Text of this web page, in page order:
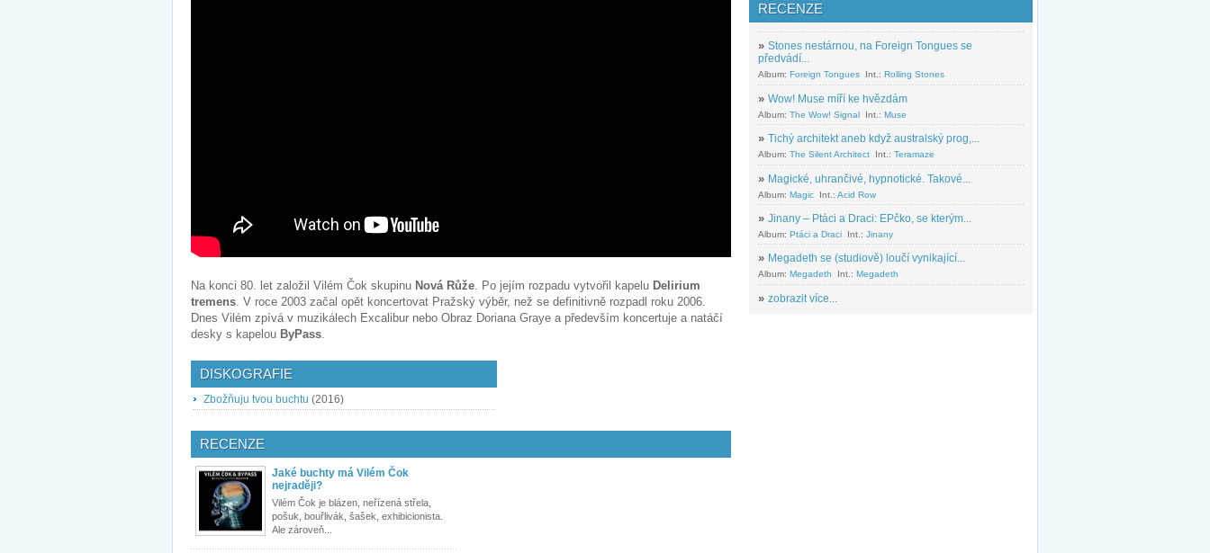
Na konci 80. let založil Vilém Čok skupinu Nová Růže. Po jejím rozpadu vytvořil kapelu Delirium
tremens. V roce 2003 začal opět koncertovat Pražský výběr, než se definitivně rozpadl roku 2006.
Dnes Vilém zpívá v muzikálech Excalibur nebo Obraz Doriana Graye a především koncertuje a natáčí
desky s kapelou ByPass.
DISKOGRAFIE
Zbožňuju tvou buchtu (2016)
RECENZE
Jaké buchty má Vilém Čok
nejraději?
Vilém Čok je blázen, neřízená střela,
pošuk, bouřlivák, šašek, exhibicionista.
Ale zároveň...
RECENZE
» Stones nestárnou, na Foreign Tongues se
předvádí...
Album: Foreign Tongues Int.: Rolling Stones
» Wow! Muse míří ke hvězdám
Album: The Wow! Signal Int.: Muse
» Tichý architekt aneb když australský prog,...
Album: The Silent Architect Int.: Teramaze
» Magické, uhrančivé, hypnotické. Takové...
Album: Magic Int.: Acid Row
» Jinany – Ptáci a Draci: EPčko, se kterým...
Album: Ptáci a Draci Int.: Jinany
» Megadeth se (studiově) loučí vynikající...
Album: Megadeth Int.: Megadeth
» zobrazit více...